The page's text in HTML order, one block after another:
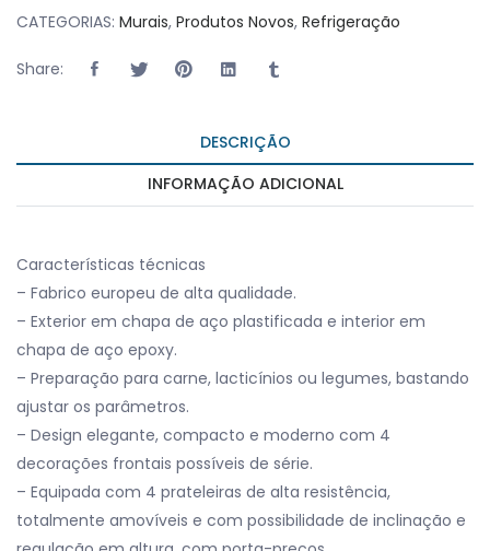
CATEGORIAS: Murais, Produtos Novos, Refrigeração
Share:
DESCRIÇÃO
INFORMAÇÃO ADICIONAL
Características técnicas
– Fabrico europeu de alta qualidade.
– Exterior em chapa de aço plastificada e interior em
chapa de aço epoxy.
– Preparação para carne, lacticínios ou legumes, bastando
ajustar os parâmetros.
– Design elegante, compacto e moderno com 4
decorações frontais possíveis de série.
– Equipada com 4 prateleiras de alta resistência,
totalmente amovíveis e com possibilidade de inclinação e